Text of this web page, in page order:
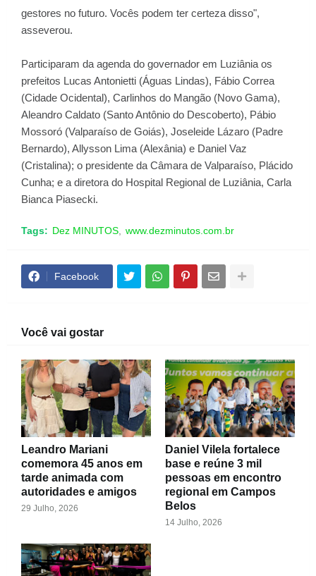
gestores no futuro. Vocês podem ter certeza disso",
asseverou.
Participaram da agenda do governador em Luziânia os
prefeitos Lucas Antonietti (Águas Lindas), Fábio Correa
(Cidade Ocidental), Carlinhos do Mangão (Novo Gama),
Aleandro Caldato (Santo Antônio do Descoberto), Pábio
Mossoró (Valparaíso de Goiás), Joseleide Lázaro (Padre
Bernardo), Allysson Lima (Alexânia) e Daniel Vaz
(Cristalina); o presidente da Câmara de Valparaíso, Plácido
Cunha; e a diretora do Hospital Regional de Luziânia, Carla
Bianca Piasecki.
Tags: Dez MINUTOS www.dezminutos.com.br
Facebook
Você vai gostar
Leandro Mariani
comemora 45 anos em
tarde animada com
autoridades e amigos
29 Julho, 2026
Daniel Vilela fortalece
base e reúne 3 mil
pessoas em encontro
regional em Campos
Belos
14 Julho, 2026